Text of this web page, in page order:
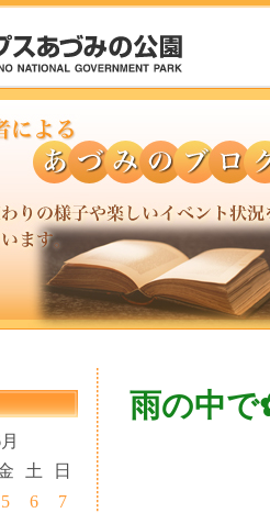
土 日
5 6
7
雨の中